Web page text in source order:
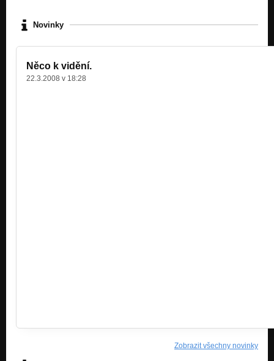
Novinky
Něco k vidění.
22.3.2008 v 18:28
Zobrazit všechny novinky